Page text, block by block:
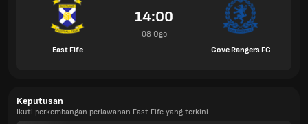
East Fife
14:00
08 Ogo
Cove Rangers FC
Keputusan
Ikuti perkembangan perlawanan East Fife yang terkini